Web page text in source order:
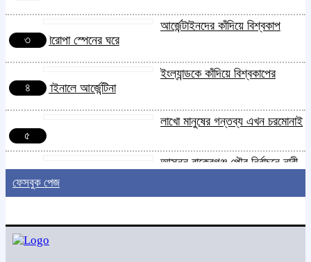
৩
আর্জেন্টাইনদের কাঁদিয়ে বিশ্বকাপ
শিরোপা স্পেনের ঘরে
৪
ইংল্যান্ডকে কাঁদিয়ে বিশ্বকাপের
ফাইনালে আর্জেন্টিনা
৫
লাখো মানুষের গন্তব্য এখন চরমোনাই
৬
আসন্ন বাকেরগঞ্জ পৌর নির্বাচনে নারী
কাউন্সিলর পদে দোয়া চাইলেন বিএমএসএফ নেত্রী সাবরিনা আক্তার
জিয়া
৭
‘ইসরাইলি সেনাবাহিনী ধ্বংসের
ফেসবুক পেজ